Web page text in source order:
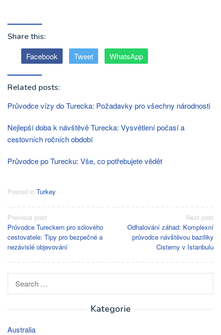
Share this:
Facebook Tweet WhatsApp
Related posts:
Průvodce vízy do Turecka: Požadavky pro všechny národnosti
Nejlepší doba k návštěvě Turecka: Vysvětlení počasí a
cestovních ročních období
Průvodce po Turecku: Vše, co potřebujete vědět
Posted in Turkey
Post
navigation
Previous post
Průvodce Tureckem pro sólového
cestovatele: Tipy pro bezpečné a
nezávislé objevování
Next post
Odhalování záhad: Komplexní
průvodce návštěvou baziliky
Cisterny v Istanbulu
for:
Kategorie
Australia